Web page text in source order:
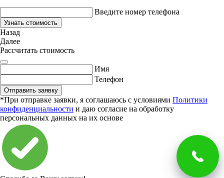
Введите номер телефона
Узнать стоимость
Назад
Далее
Рассчитать стоимость
Имя
Телефон
Отправить заявку
*При отправке заявки, я соглашаюсь с условиями Политики
конфиденциальности и даю согласие на обработку
персональных данных на их основе